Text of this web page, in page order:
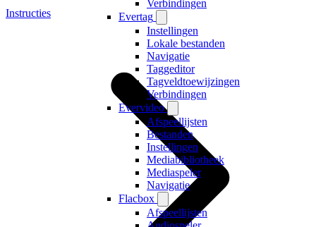
Verbindingen
Evertag
Instellingen
Lokale bestanden
Navigatie
Taggeditor
Tagveldtoewijzingen
Verbindingen
Evervideo
Afspeellijsten
Bestanden
Instellingen
Mediabibliotheek
Mediaspeler
Navigatie
Flacbox
Afspeellijsten
Instructies